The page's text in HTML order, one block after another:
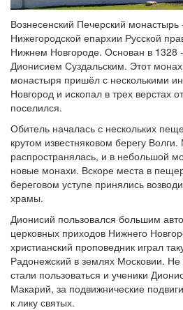
Вознесенский Печерский
Нижегородской епархии Русской
Нижнем Новгороде. Основан в 1328
Дионисием Суздальским. Этот
монастыря пришёл с несколькими
Новгород и ископал в трех верстах
поселился.
Обитель началась с нескольких
крутом известняковом берегу
распространялась, и в небольшой
новые монахи. Вскоре места в
береговом уступе принялись
храмы.
Дионисий пользовался большим
церковных приходов Нижнего
христианский проповедник играл
Радонежский в землях Московии.
стали пользоваться и ученики
Макарий, за подвижнические
к лику святых.